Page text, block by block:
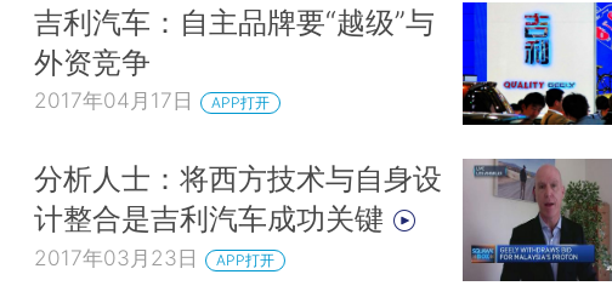
吉利汽车：自主品牌要“越级”与
外资竞争
2017年04月17日 APP打开
分析人士：将西方技术与自身设
计整合是吉利汽车成功关键
2017年03月23日 APP打开